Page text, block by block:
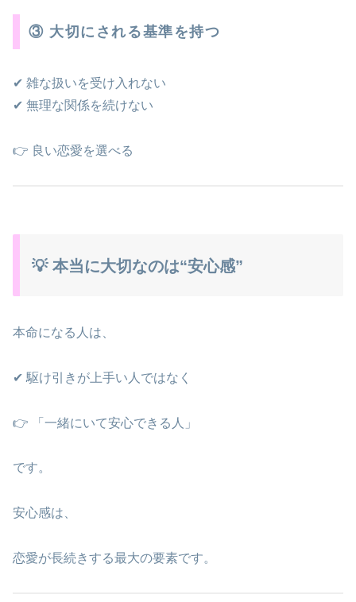
③ 大切にされる基準を持つ
✔ 雑な扱いを受け入れない
✔ 無理な関係を続けない
👉 良い恋愛を選べる
💡 本当に大切なのは“安心感”
本命になる人は、
✔ 駆け引きが上手い人ではなく
👉 「一緒にいて安心できる人」
です。
安心感は、
恋愛が長続きする最大の要素です。